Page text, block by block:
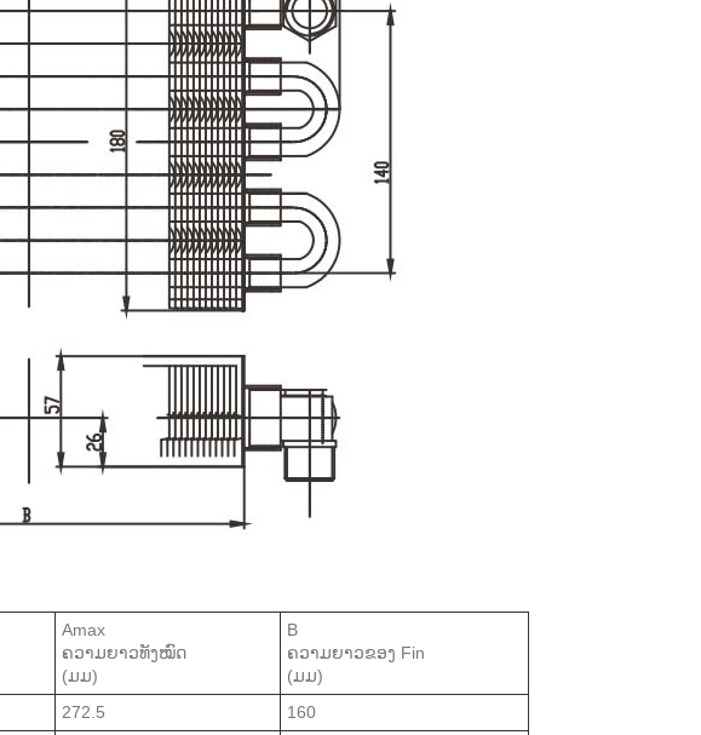
Amax
ຄວາມຍາວທັງໝົດ
(ມມ)
B
ຄວາມຍາວຂອງ Fin
(ມມ)
272.5
160